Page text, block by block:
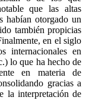
que las altas
habían otorgado un
también propicias
en el siglo
internacionales en
lo que ha hecho de
en materia de
gracias a
la interpretación de